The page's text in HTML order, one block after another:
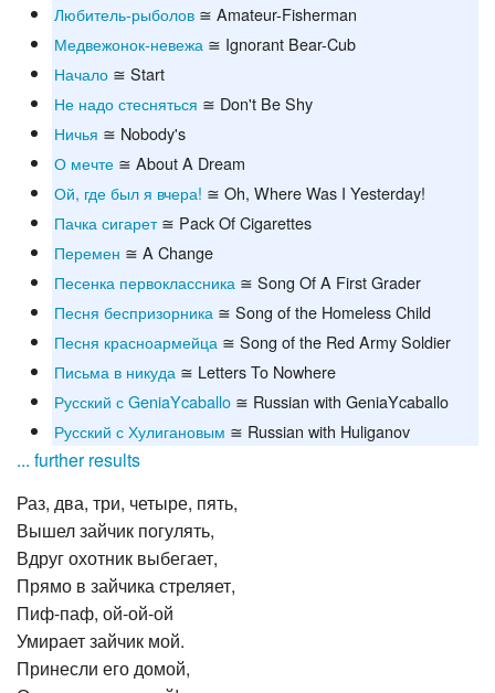
Любитель-рыболов ≅ Amateur-Fisherman
Медвежонок-невежа ≅ Ignorant Bear-Cub
Начало ≅ Start
Не надо стесняться ≅ Don't Be Shy
Ничья ≅ Nobody's
О мечте ≅ About A Dream
Ой, где был я вчера! ≅ Oh, Where Was I Yesterday!
Пачка сигарет≅ Pack Of Cigarettes
Перемен ≅ A Change
Песенка первоклассника ≅ Song Of A First Grader
Песня беспризорника ≅ Song of the Homeless Child
Песня красноармейца ≅ Song of the Red Army Soldier
Письма в никуда ≅ Letters To Nowhere
Русский с GeniaYcaballo ≅ Russian with GeniaYcaballo
Русский с Хулигановым ≅ Russian with Huliganov
... further results
Раз, два, три, четыре, пять,
Вышел зайчик погулять,
Вдруг охотник выбегает,
Прямо в зайчика стреляет,
Пиф-паф, ой-ой-ой
Умирает зайчик мой.
Принесли его домой,